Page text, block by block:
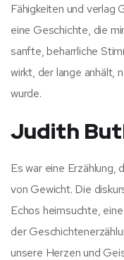
Fähigkeiten und verlag
eine Geschichte, die
sanfte, beharrliche
wirkt, der lange anhält,
wurde.
Judith
Es war eine Erzählung,
von Gewicht. Die
Echos heimsuchte,
der
unsere Herzen und